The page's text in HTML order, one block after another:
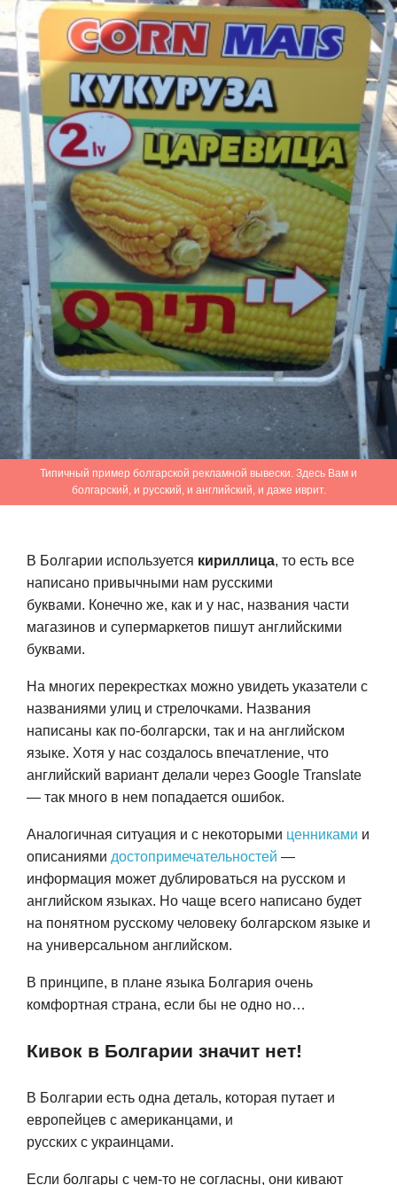
Типичный пример болгарской рекламной вывески. Здесь Вам и
болгарский, и русский, и английский, и даже иврит.
В Болгарии используется кириллица, то есть все
написано привычными нам русскими
буквами. Конечно же, как и у нас, названия части
магазинов и супермаркетов пишут английскими
буквами.
На многих перекрестках можно увидеть указатели с
названиями улиц и стрелочками. Названия
написаны как по-болгарски, так и на английском
языке. Хотя у нас создалось впечатление, что
английский вариант делали через Google Translate
— так много в нем попадается ошибок.
Аналогичная ситуация и с некоторыми ценниками и
описаниями достопримечательностей —
информация может дублироваться на русском и
английском языках. Но чаще всего написано будет
на понятном русскому человеку болгарском языке и
на универсальном английском.
В принципе, в плане языка Болгария очень
комфортная страна, если бы не одно но…
Кивок в Болгарии значит нет!
В Болгарии есть одна деталь, которая путает и
европейцев с американцами, и
русских с украинцами.
Если болгары с чем-то не согласны, они кивают